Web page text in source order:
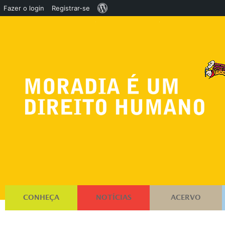
CONHEÇA NOTÍCIAS ACERVO
Fazer o login Registrar-se